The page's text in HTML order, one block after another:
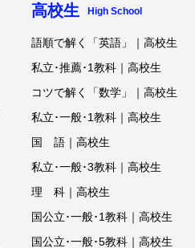
高校生 High School
語順で解く「英語」｜高校生
私立･推薦･1教科｜高校生
コツで解く「数学」｜高校生
私立･一般･1教科｜高校生
国 語｜高校生
私立･一般･3教科｜高校生
理 科｜高校生
国公立･一般･1教科｜高校生
国公立･一般･5教科｜高校生